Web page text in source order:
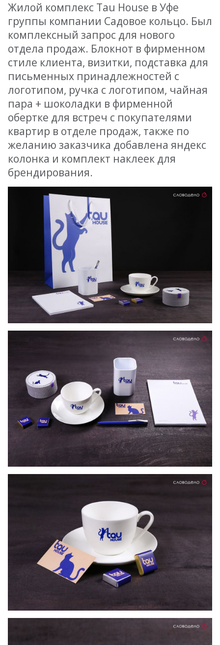
Жилой комплекс Tau House в Уфе
группы компании Садовое кольцо. Был
комплексный запрос для нового
отдела продаж. Блокнот в фирменном
стиле клиента, визитки, подставка для
письменных принадлежностей с
логотипом, ручка с логотипом, чайная
пара + шоколадки в фирменной
обертке для встреч с покупателями
квартир в отделе продаж, также по
желанию заказчика добавлена яндекс
колонка и комплект наклеек для
брендирования.